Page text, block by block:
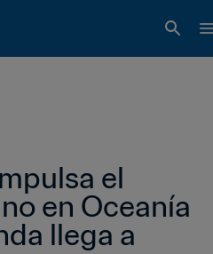
el
en Oceanía
llega a